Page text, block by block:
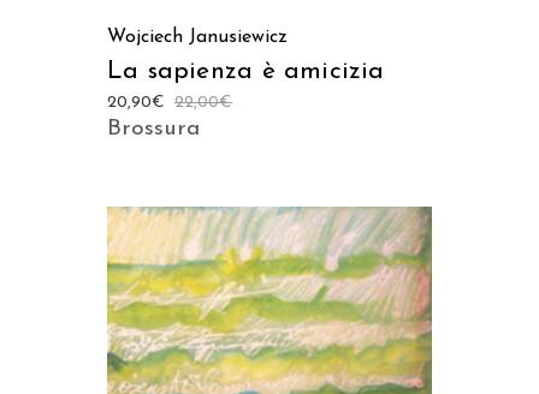
Wojciech Janusiewicz
La sapienza è amicizia
22,00€
20,90€
Brossura